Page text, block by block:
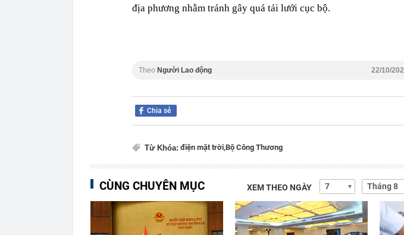
địa phương nhằm tránh gây quá tải lưới cục bộ.
Theo Người Lao động 22/10/
Chia sẻ
Từ Khóa: điện mặt trời,Bộ Công Thương
CÙNG CHUYÊN MỤC XEM THEO NGÀY